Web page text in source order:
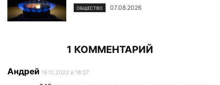
ОБЩЕСТВО 07.08.2026
1 КОММЕНТАРИЙ
Андрей 19.12.2022 в 18:37